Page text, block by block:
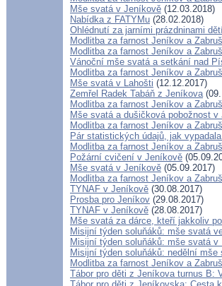
Mše svatá v Jeníkově (12.03.2018)
Nabídka z FATYMu (28.02.2018)
Ohlédnutí za jarními prázdninami
Modlitba za farnost Jeníkov a
Modlitba za farnost Jeníkov a
Vánoční mše svatá a setkání nad
Modlitba za farnost Jeníkov a
Mše svatá v Lahošti (12.12.2017)
Zemřel Radek Tabáň z Jeníkova
Modlitba za farnost Jeníkov a
Mše svatá a dušičková pobožnost v
Modlitba za farnost Jeníkov a
Pár statistických údajů, jak
Modlitba za farnost Jeníkov a
Požární cvičení v Jeníkově
Mše svatá v Jeníkově (05.09.2017)
Modlitba za farnost Jeníkov a
TYNAF v Jeníkově (30.08.2017)
Prosba pro Jeníkov (29.08.2017)
TYNAF v Jeníkově (28.08.2017)
Mše svatá za dárce, kteří jakkoliv
Misijní týden soluňáků: mše svatá
Misijní týden soluňáků: mše svatá v
Misijní týden soluňáků: nedělní
Modlitba za farnost Jeníkov a
Tábor pro děti z Jeníkova turnus B: